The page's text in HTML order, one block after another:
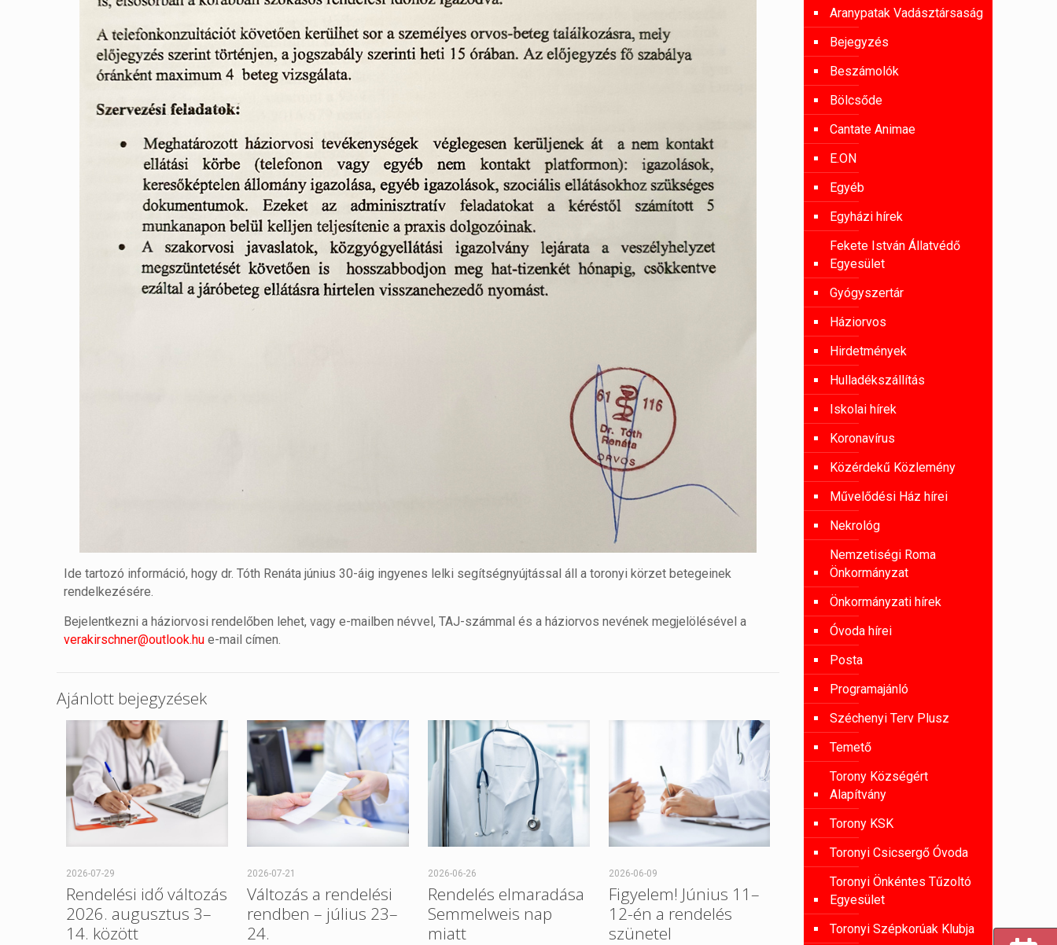
Ide tartozó információ, hogy dr. Tóth Renáta június 30-áig ingyenes lelki segítségnyújtással áll a toronyi körzet betegeinek
rendelkezésére.
Bejelentkezni a háziorvosi rendelőben lehet, vagy e-mailben névvel, TAJ-számmal és a háziorvos nevének megjelölésével a
verakirschner@outlook.hu e-mail címen.
Ajánlott bejegyzések
2026-07-29
Rendelési idő változás
2026. augusztus 3–
14. között
2026-07-21
Változás a rendelési
rendben – július 23–
24.
2026-06-26
Rendelés elmaradása
Semmelweis nap
miatt
2026-06-09
Figyelem! Június 11–
12-én a rendelés
szünetel
Aranypatak Vadásztársaság
Bejegyzés
Beszámolók
Bölcsőde
Cantate Animae
E.ON
Egyéb
Egyházi hírek
Fekete István Állatvédő
Egyesület
Gyógyszertár
Háziorvos
Hirdetmények
Hulladékszállítás
Iskolai hírek
Koronavírus
Közérdekű Közlemény
Művelődési Ház hírei
Nekrológ
Nemzetiségi Roma
Önkormányzat
Önkormányzati hírek
Óvoda hírei
Posta
Programajánló
Széchenyi Terv Plusz
Temető
Torony Községért
Alapítvány
Torony KSK
Toronyi Csicsergő Óvoda
Toronyi Önkéntes Tűzoltó
Egyesület
Toronyi Szépkorúak Klubja